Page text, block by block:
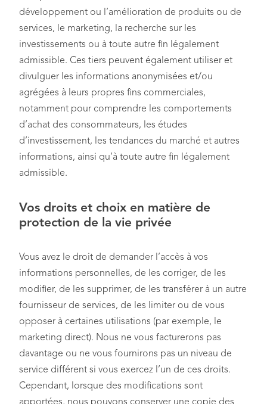
développement ou l’amélioration de produits ou de
services, le marketing, la recherche sur les
investissements ou à toute autre fin légalement
admissible. Ces tiers peuvent également utiliser et
divulguer les informations anonymisées et/ou
agrégées à leurs propres fins commerciales,
notamment pour comprendre les comportements
d’achat des consommateurs, les études
d’investissement, les tendances du marché et autres
informations, ainsi qu’à toute autre fin légalement
admissible.
Vos droits et choix en matière de
protection de la vie privée
Vous avez le droit de demander l’accès à vos
informations personnelles, de les corriger, de les
modifier, de les supprimer, de les transférer à un autre
fournisseur de services, de les limiter ou de vous
opposer à certaines utilisations (par exemple, le
marketing direct). Nous ne vous facturerons pas
davantage ou ne vous fournirons pas un niveau de
service différent si vous exercez l’un de ces droits.
Cependant, lorsque des modifications sont